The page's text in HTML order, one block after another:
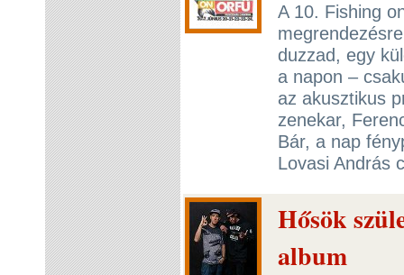
A 10. Fishing
duzzad, egy
a napon –
az akusztikus
zenekar,
Bár, a nap
Lovasi András
Hősök
album